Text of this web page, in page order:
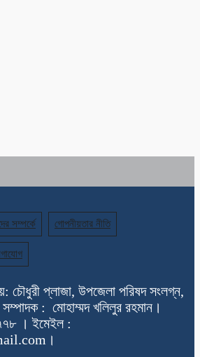
সম্পর্কে গোপনীয়তার নীতি
চৌধুরী প্লাজা, উপজেলা পরিষদ সংলগ্ন,
সম্পাদক : মোহাম্মদ খলিলুর রহমান।
। ইমেইল :